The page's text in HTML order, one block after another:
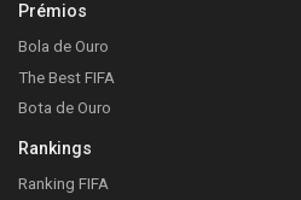
Prémios
Bola de Ouro
The Best FIFA
Bota de Ouro
Rankings
Ranking FIFA